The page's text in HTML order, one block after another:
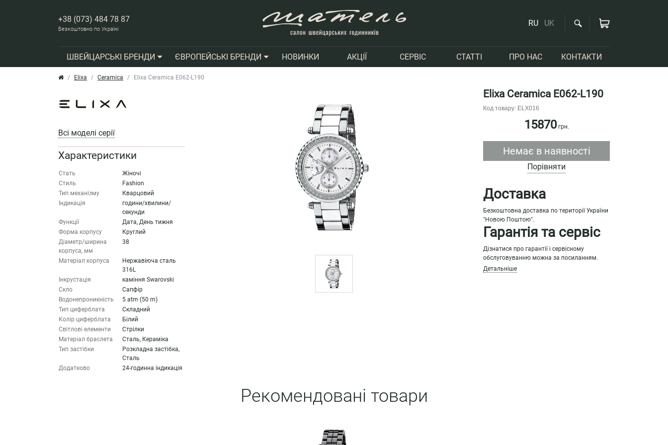
+38 (073) 484 78 87
Безкоштовно по Україні
RU UK
ШВЕЙЦАРСЬКІ БРЕНДИ ЄВРОПЕЙСЬКІ БРЕНДИ НОВИНКИ АКЦІЇ СЕРВІС СТАТТІ ПРО НАС КОНТАКТИ
Elixa Ceramica Elixa Ceramica E062-L190
Всі моделі серії
Характеристики
Стать
Жіночі
Стиль
Fashion
Тип механізму
Кварцовий
Індикація
години/хвилини/
секунди
Функції
Дата, День тижня
Форма корпусу
Круглий
Діаметр/ширина
корпуса, мм
38
Матеріал корпуса
Нержавіюча сталь
316L
Інкрустація
каміння Swarovski
Скло
Сапфір
Водонепроникність
5 atm (50 m)
Тип циферблата
Складний
Колір циферблата
Білий
Світлові елементи
Стрілки
Матеріал браслета
Сталь, Кераміка
Тип застібки
Розкладна застібка,
Сталь
Додатково
24-годинна індикація
Elixa Ceramica E062-L190
Код товару: ELX016
15870грн.
Немає в наявності
Порівняти
Доставка
Безкоштовна доставка по території України
"Новою Поштою".
Гарантія та сервіс
Дізнатися про гарантії і сервісному
обслуговуванню можна за посиланням.
Детальніше
Рекомендовані товари